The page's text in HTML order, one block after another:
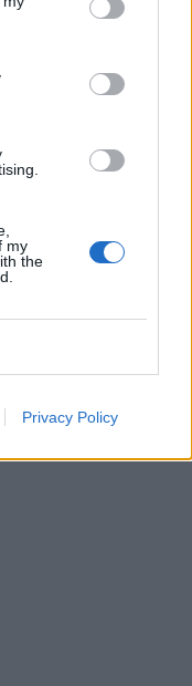
my
the
Privacy Policy
kvalifikaciją,
nėra labai
– 2017 m.
155, 2019
sutartys.
kad jeigu
galės sudaryti
leis